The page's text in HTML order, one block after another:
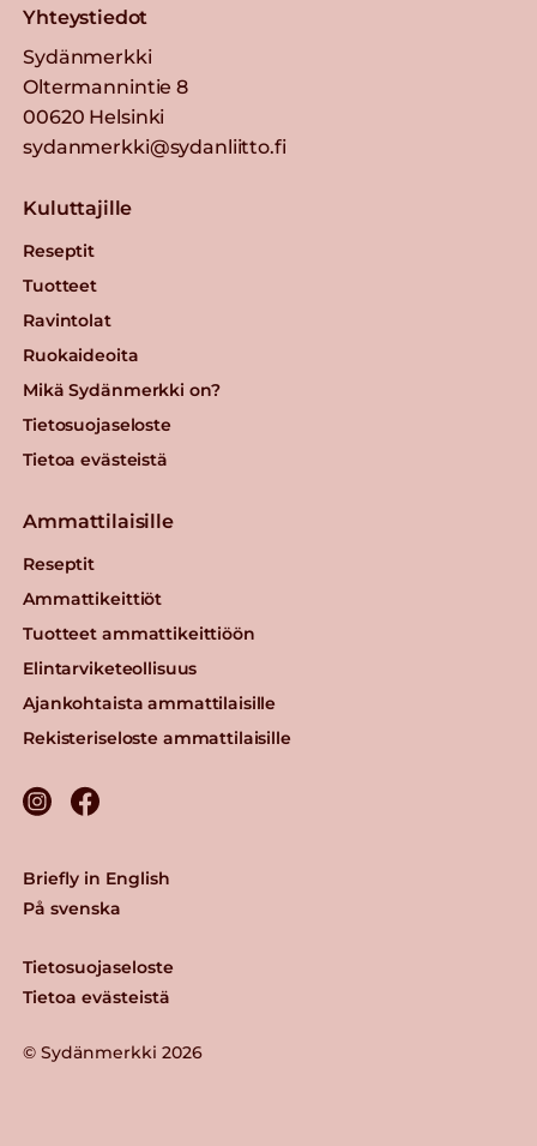
Yhteystiedot
Sydänmerkki
Oltermannintie 8
00620 Helsinki
sydanmerkki@sydanliitto.fi
Kuluttajille
Reseptit
Tuotteet
Ravintolat
Ruokaideoita
Mikä Sydänmerkki on?
Tietosuojaseloste
Tietoa evästeistä
Ammattilaisille
Reseptit
Ammattikeittiöt
Tuotteet ammattikeittiöön
Elintarviketeollisuus
Ajankohtaista ammattilaisille
Rekisteriseloste ammattilaisille
© Sydänmerkki 2026
Tietosuojaseloste
Tietoa evästeistä
Briefly in English
På svenska